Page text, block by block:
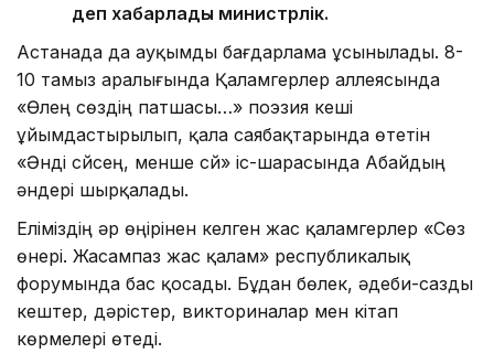
деп хабарлады министрлік.
Астанада да ауқымды бағдарлама ұсынылады. 8-
10 тамыз аралығында Қаламгерлер аллеясында
«Өлең сөздің патшасы…» поэзия кеші
ұйымдастырылып, қала саябақтарында өтетін
«Әнді сүйсең, менше сүй» іс-шарасында Абайдың
әндері шырқалады.
Еліміздің әр өңірінен келген жас қаламгерлер «Сөз
өнері. Жасампаз жас қалам» республикалық
форумында бас қосады. Бұдан бөлек, әдеби-сазды
кештер, дәрістер, викториналар мен кітап
көрмелері өтеді.